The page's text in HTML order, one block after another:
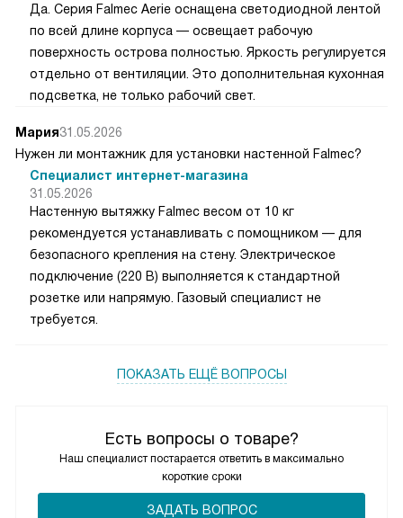
Есть вопросы о товаре?
Наш специалист постарается ответить в максимально
короткие сроки
ЗАДАТЬ ВОПРОС
Да. Серия Falmec Aerie оснащена светодиодной лентой
по всей длине корпуса — освещает рабочую
поверхность острова полностью. Яркость регулируется
отдельно от вентиляции. Это дополнительная кухонная
подсветка, не только рабочий свет.
Мария31.05.2026
Нужен ли монтажник для установки настенной Falmec?
Специалист интернет-магазина
31.05.2026
Настенную вытяжку Falmec весом от 10 кг
рекомендуется устанавливать с помощником — для
безопасного крепления на стену. Электрическое
подключение (220 В) выполняется к стандартной
розетке или напрямую. Газовый специалист не
требуется.
ПОКАЗАТЬ ЕЩЁ ВОПРОСЫ